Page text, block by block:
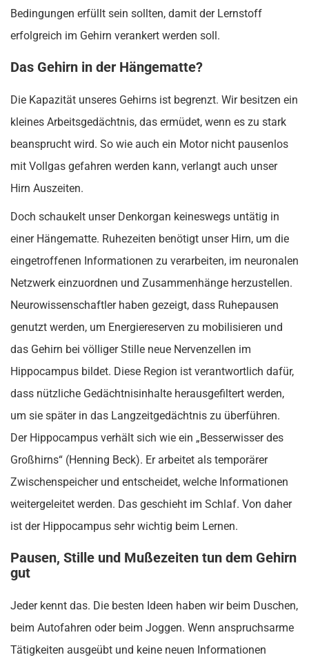
Bedingungen erfüllt sein sollten, damit der Lernstoff
erfolgreich im Gehirn verankert werden soll.
Das Gehirn in der Hängematte?
Die Kapazität unseres Gehirns ist begrenzt. Wir besitzen ein
kleines Arbeitsgedächtnis, das ermüdet, wenn es zu stark
beansprucht wird. So wie auch ein Motor nicht pausenlos
mit Vollgas gefahren werden kann, verlangt auch unser
Hirn Auszeiten.
Doch schaukelt unser Denkorgan keineswegs untätig in
einer Hängematte. Ruhezeiten benötigt unser Hirn, um die
eingetroffenen Informationen zu verarbeiten, im neuronalen
Netzwerk einzuordnen und Zusammenhänge herzustellen.
Neurowissenschaftler haben gezeigt, dass Ruhepausen
genutzt werden, um Energiereserven zu mobilisieren und
das Gehirn bei völliger Stille neue Nervenzellen im
Hippocampus bildet. Diese Region ist verantwortlich dafür,
dass nützliche Gedächtnisinhalte herausgefiltert werden,
um sie später in das Langzeitgedächtnis zu überführen.
Der Hippocampus verhält sich wie ein „Besserwisser des
Großhirns“ (Henning Beck). Er arbeitet als temporärer
Zwischenspeicher und entscheidet, welche Informationen
weitergeleitet werden. Das geschieht im Schlaf. Von daher
ist der Hippocampus sehr wichtig beim Lernen.
Pausen, Stille und Mußezeiten tun dem Gehirn
gut
Jeder kennt das. Die besten Ideen haben wir beim Duschen,
beim Autofahren oder beim Joggen. Wenn anspruchsarme
Tätigkeiten ausgeübt und keine neuen Informationen